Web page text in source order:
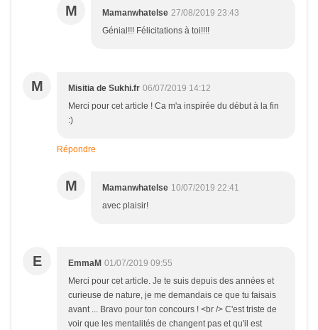
M Mamanwhatelse 27/08/2019 23:43
Génial!!! Félicitations à toi!!!!
M Misitia de Sukhi.fr 06/07/2019 14:12
Merci pour cet article ! Ca m'a inspirée du début à la fin
:)
Répondre
M Mamanwhatelse 10/07/2019 22:41
avec plaisir!
E EmmaM 01/07/2019 09:55
Merci pour cet article. Je te suis depuis des années et
curieuse de nature, je me demandais ce que tu faisais
avant ... Bravo pour ton concours ! <br /> C'est triste de
voir que les mentalités de changent pas et qu'il est